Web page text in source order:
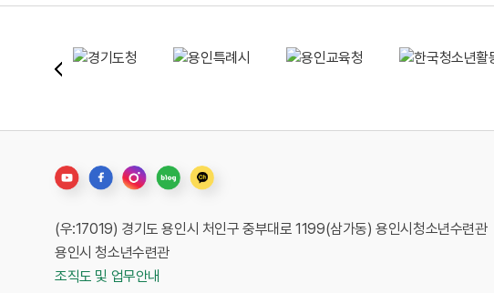
(우:17019) 경기도 용인시 처인구 중부대로 1199(삼가동) 용인시청소년수련관
용인시 청소년수련관
조직도 및 업무안내